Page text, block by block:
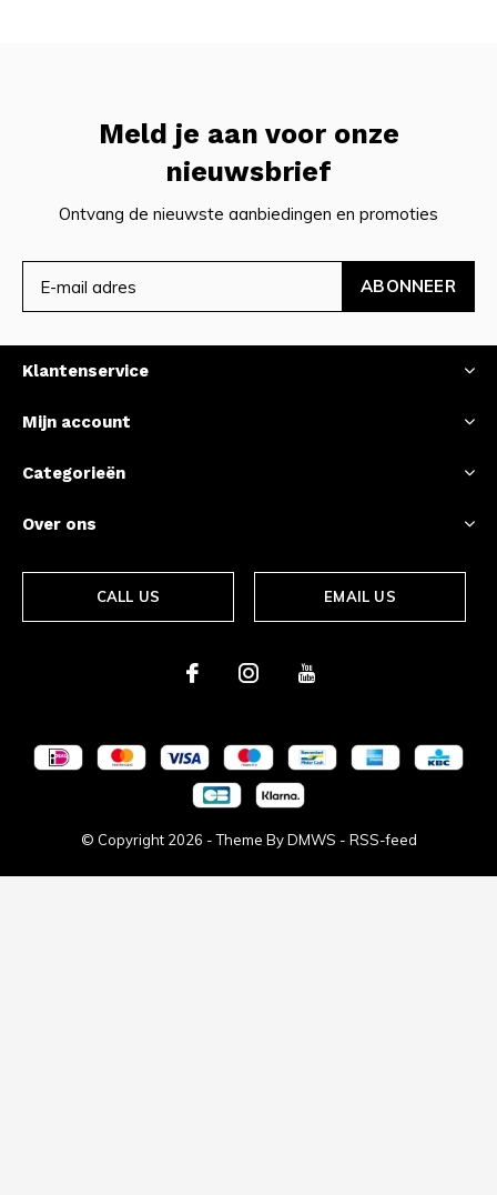
Meld je aan voor onze
nieuwsbrief
Ontvang de nieuwste aanbiedingen en promoties
ABONNEER
Klantenservice
Mijn account
Categorieën
Over ons
CALL US EMAIL US
© Copyright 2026 - Theme ByDMWS - RSS-feed